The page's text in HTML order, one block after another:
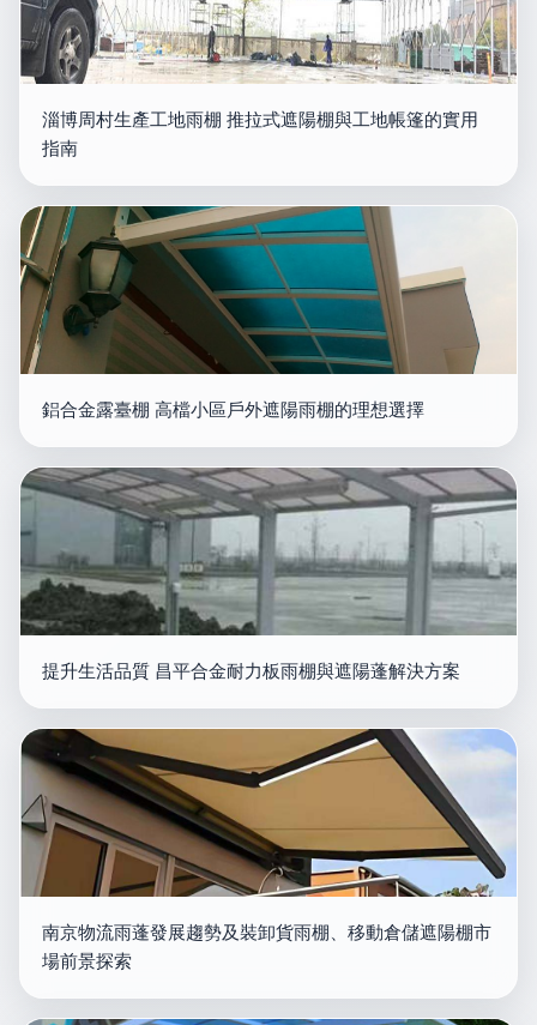
淄博周村生產工地雨棚 推拉式遮陽棚與工地帳篷的實用
指南
鋁合金露臺棚 高檔小區戶外遮陽雨棚的理想選擇
提升生活品質 昌平合金耐力板雨棚與遮陽蓬解決方案
南京物流雨蓬發展趨勢及裝卸貨雨棚、移動倉儲遮陽棚市
場前景探索